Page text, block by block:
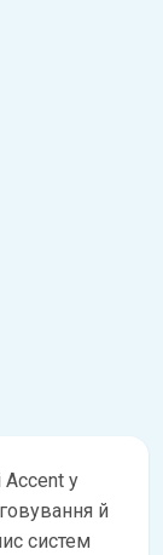
Accent у
й
систем